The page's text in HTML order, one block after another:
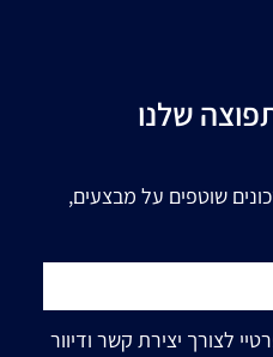
שלנו
שוטפים על מבצעים,
לצורך יצירת קשר ודיוור